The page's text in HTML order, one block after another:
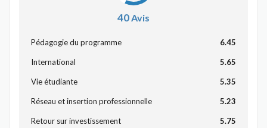
40Avis
Pédagogie du programme 6.45
International 5.65
Vie étudiante 5.35
Réseau et insertion professionnelle 5.23
Retour sur investissement 5.75